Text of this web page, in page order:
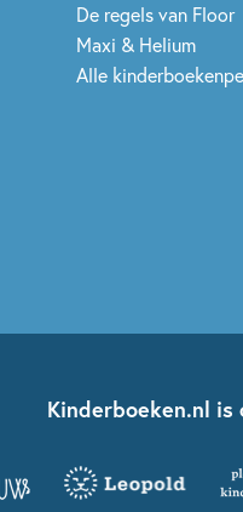
De regels van Floor
Maxi & Helium
Alle
Kinderboeken.nl is